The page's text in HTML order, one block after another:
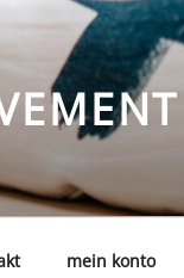
mein konto